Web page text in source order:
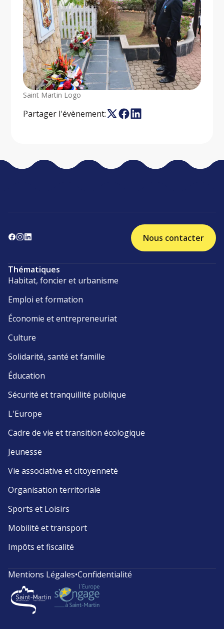
Saint Martin Logo
Partager l'évènement:
Nous contacter
Thématiques
Habitat, foncier et urbanisme
Emploi et formation
Économie et entrepreneuriat
Culture
Solidarité, santé et famille
Éducation
Sécurité et tranquillité publique
L'Europe
Cadre de vie et transition écologique
Jeunesse
Vie associative et citoyenneté
Organisation territoriale
Sports et Loisirs
Mobilité et transport
Impôts et fiscalité
Mentions Légales•Confidentialité